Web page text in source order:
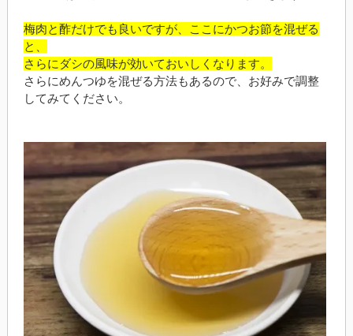
梅肉と酢だけでも良いですが、ここにかつお節を混ぜる
と、
さらにダシの風味が効いておいしくなります。
さらにめんつゆを混ぜる方法もあるので、お好みで調整
してみてください。